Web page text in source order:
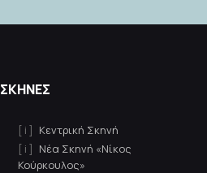
ΣΚΗΝΕΣ
Κεντρική Σκηνή
Νέα Σκηνή «Νίκος
Κούρκουλος»